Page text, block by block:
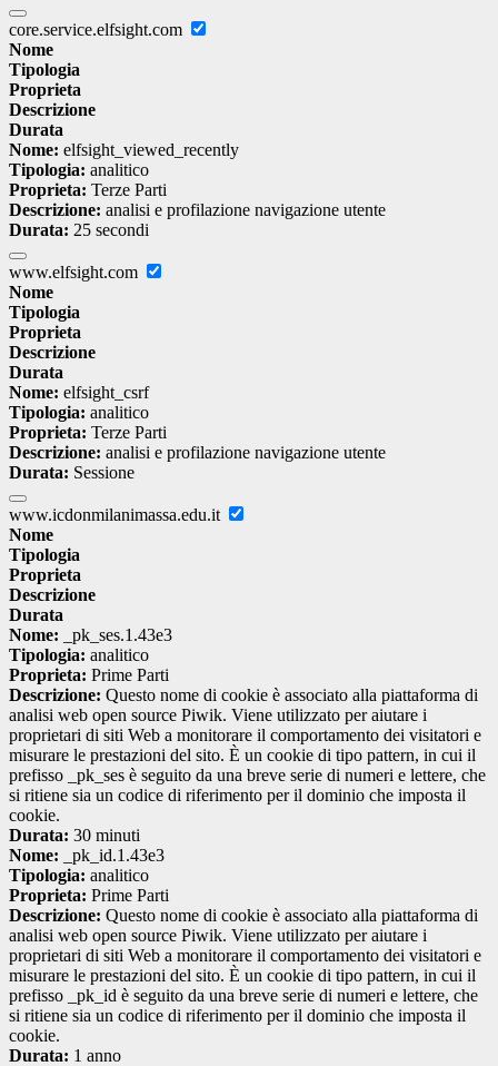
core.service.elfsight.com
Nome
Tipologia
Proprieta
Descrizione
Durata
Nome: elfsight_viewed_recently
Tipologia: analitico
Proprieta: Terze Parti
Descrizione: analisi e profilazione navigazione utente
Durata: 25 secondi
www.elfsight.com
Nome
Tipologia
Proprieta
Descrizione
Durata
Nome: elfsight_csrf
Tipologia: analitico
Proprieta: Terze Parti
Descrizione: analisi e profilazione navigazione utente
Durata: Sessione
www.icdonmilanimassa.edu.it
Nome
Tipologia
Proprieta
Descrizione
Durata
Nome: _pk_ses.1.43e3
Tipologia: analitico
Proprieta: Prime Parti
Descrizione: Questo nome di cookie è associato alla piattaforma di
analisi web open source Piwik. Viene utilizzato per aiutare i
proprietari di siti Web a monitorare il comportamento dei visitatori e
misurare le prestazioni del sito. È un cookie di tipo pattern, in cui il
prefisso _pk_ses è seguito da una breve serie di numeri e lettere, che
si ritiene sia un codice di riferimento per il dominio che imposta il
cookie.
Durata: 30 minuti
Nome: _pk_id.1.43e3
Tipologia: analitico
Proprieta: Prime Parti
Descrizione: Questo nome di cookie è associato alla piattaforma di
analisi web open source Piwik. Viene utilizzato per aiutare i
proprietari di siti Web a monitorare il comportamento dei visitatori e
misurare le prestazioni del sito. È un cookie di tipo pattern, in cui il
prefisso _pk_id è seguito da una breve serie di numeri e lettere, che
si ritiene sia un codice di riferimento per il dominio che imposta il
cookie.
Durata: 1 anno